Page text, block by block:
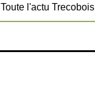
Toute l'actu Trecobois